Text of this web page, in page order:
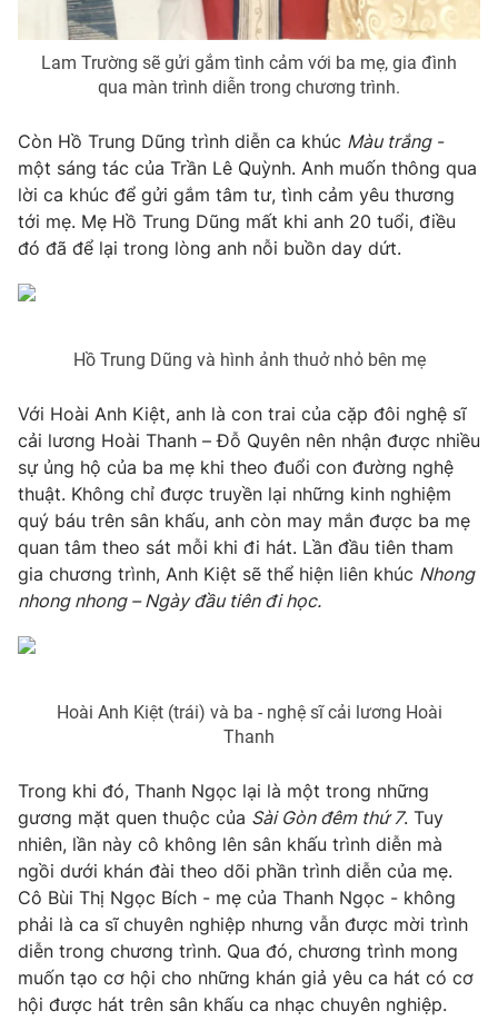
Ðiện thoại Thời báo VTV: 024.66 897 897
Email:toasoan@vtv.vn
Liên hệ quảng cáo: 024-7300.7108
thuận bằng văn bản. Ghi rõ nguồn VTV.vn khi phát hành lại
thông tin từ website này.
Lam Trường sẽ gửi gắm tình cảm với ba mẹ, gia đình
qua màn trình diễn trong chương trình.
Còn Hồ Trung Dũng trình diễn ca khúc Màu trắng-
một sáng tác của Trần Lê Quỳnh. Anh muốn thông qua
lời ca khúc để gửi gắm tâm tư, tình cảm yêu thương
tới mẹ. Mẹ Hồ Trung Dũng mất khi anh 20 tuổi, điều
đó đã để lại trong lòng anh nỗi buồn day dứt.
Hồ Trung Dũng và hình ảnh thuở nhỏ bên mẹ
Với Hoài Anh Kiệt, anh là con trai của cặp đôi nghệ sĩ
cải lương Hoài Thanh – Đỗ Quyên nên nhận được nhiều
sự ủng hộ của ba mẹ khi theo đuổi con đường nghệ
thuật. Không chỉ được truyền lại những kinh nghiệm
quý báu trên sân khấu, anh còn may mắn được ba mẹ
quan tâm theo sát mỗi khi đi hát. Lần đầu tiên tham
gia chương trình, Anh Kiệt sẽ thể hiện liên khúc Nhong
nhong nhong – Ngày đầu tiên đi học.
Hoài Anh Kiệt (trái) và ba - nghệ sĩ cải lương Hoài
Thanh
Trong khi đó, Thanh Ngọc lại là một trong những
gương mặt quen thuộc của Sài Gòn đêm thứ 7. Tuy
nhiên, lần này cô không lên sân khấu trình diễn mà
ngồi dưới khán đài theo dõi phần trình diễn của mẹ.
Cô Bùi Thị Ngọc Bích - mẹ của Thanh Ngọc - không
phải là ca sĩ chuyên nghiệp nhưng vẫn được mời trình
diễn trong chương trình. Qua đó, chương trình mong
muốn tạo cơ hội cho những khán giả yêu ca hát có cơ
hội được hát trên sân khấu ca nhạc chuyên nghiệp.